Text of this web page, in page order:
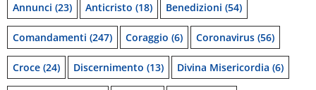
Annunci (23) Anticristo (18) Benedizioni (54)
Comandamenti (247) Coraggio (6) Coronavirus (56)
Croce (24) Discernimento (13) Divina Misericordia (6)